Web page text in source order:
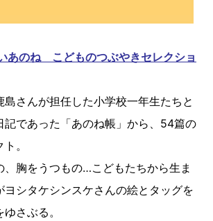
あのね こどものつぶやきセレクショ
島さんが担任した小学校一年生たちと
記であった「あのね帳」から、54篇の
。
、胸をうつもの…こどもたちから生ま
ヨシタケシンスケさんの絵とタッグを
さぶる。